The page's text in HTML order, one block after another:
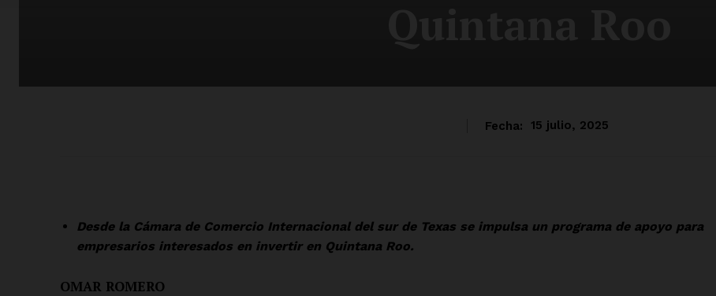
Fecha: 15 julio, 2025
Desde la Cámara de Comercio Internacional del sur de Texas se impulsa un programa de apoyo para
empresarios interesados en invertir en Quintana Roo.
OMAR ROMERO